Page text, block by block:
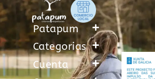
Patapum
Categorias
Cuenta